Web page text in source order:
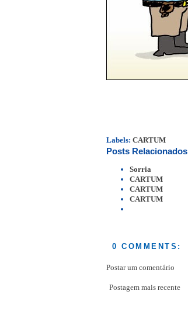
Labels: CARTUM
Posts Relacionados
Sorria
CARTUM
CARTUM
CARTUM
0 COMMENTS:
Postar um comentário
Postagem mais recente